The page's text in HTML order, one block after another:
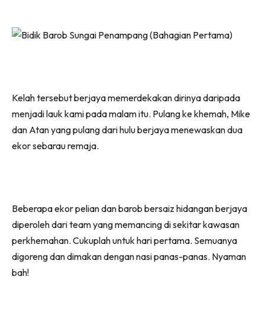
Kelah tersebut berjaya memerdekakan dirinya daripada
menjadi lauk kami pada malam itu. Pulang ke khemah, Mike
dan Atan yang pulang dari hulu berjaya menewaskan dua
ekor sebarau remaja.
Beberapa ekor pelian dan barob bersaiz hidangan berjaya
diperoleh dari team yang memancing di sekitar kawasan
perkhemahan. Cukuplah untuk hari pertama. Semuanya
digoreng dan dimakan dengan nasi panas-panas. Nyaman
bah!